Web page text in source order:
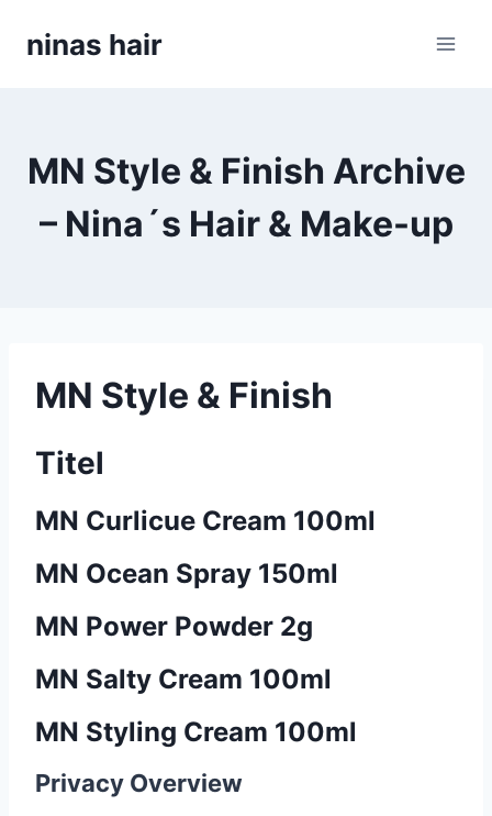
ninas hair
MN Style & Finish Archive
– Nina´s Hair & Make-up
MN Style & Finish
Titel
MN Curlicue Cream 100ml
MN Ocean Spray 150ml
MN Power Powder 2g
MN Salty Cream 100ml
MN Styling Cream 100ml
Privacy Overview